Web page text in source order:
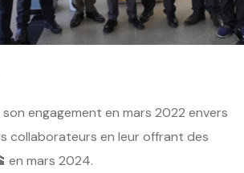
engagement en mars 2022 envers
collaborateurs en leur offrant des
en mars 2024.